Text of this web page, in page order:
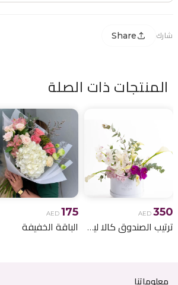
شارك Share
المنتجات ذات الصلة
AED 350
ترتيب الصندوق كالا ليلي
AED 175
الباقة الخفيفة
معلوماتنا